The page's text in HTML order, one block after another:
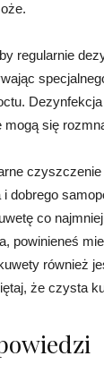
regularnie
mogą się
dobrego
co
powinieneś
również
że czysta